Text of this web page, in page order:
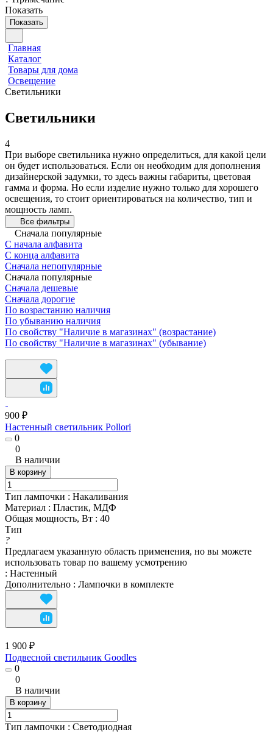
Показать
Показать
Главная
Каталог
Товары для дома
Освещение
Светильники
Светильники
4
При выборе светильника нужно определиться, для какой цели
он будет использоваться. Если он необходим для дополнения
дизайнерской задумки, то здесь важны габариты, цветовая
гамма и форма. Но если изделие нужно только для хорошего
освещения, то стоит ориентироваться на количество, тип и
мощность ламп.
Все фильтры
Сначала популярные
С начала алфавита
С конца алфавита
Сначала непопулярные
Сначала популярные
Сначала дешевые
Сначала дорогие
По возрастанию наличия
По убыванию наличия
По свойству "Наличие в магазинах" (возрастание)
По свойству "Наличие в магазинах" (убывание)
900 ₽
Настенный светильник Pollori
0
0
В наличии
В корзину
Тип лампочки : Накаливания
Материал : Пластик, МДФ
Общая мощность, Вт : 40
Тип
?
Предлагаем указанную область применения, но вы можете
использовать товар по вашему усмотрению
: Настенный
Дополнительно : Лампочки в комплекте
1 900 ₽
Подвесной светильник Goodles
0
0
В наличии
В корзину
Тип лампочки : Светодиодная